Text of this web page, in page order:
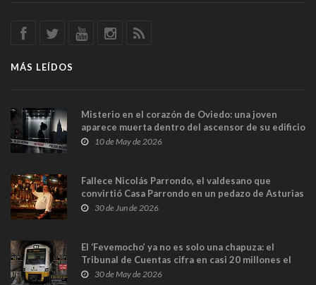
MÁS LEÍDOS
Misterio en el corazón de Oviedo: una joven
aparece muerta dentro del ascensor de su edificio
y las cámaras captan sus últimos minutos
10 de May de 2026
Fallece Nicolás Parrondo, el valdesano que
convirtió Casa Parrondo en un pedazo de Asturias
en Madrid
30 de Jun de 2026
El ‘Fevemocho’ ya no es solo una chapuza: el
Tribunal de Cuentas cifra en casi 20 millones el
sobrecoste de los trenes que no cabían por los
30 de May de 2026